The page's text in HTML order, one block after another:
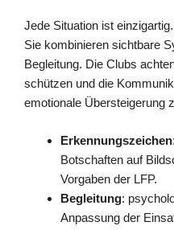
Jede Situation ist
Sie kombinieren sichtbare
Begleitung. Die Clubs
schützen und die
emotionale Übersteigerung
Erkennungszeichen
Botschaften auf
Vorgaben der LFP.
Begleitung:
Anpassung der